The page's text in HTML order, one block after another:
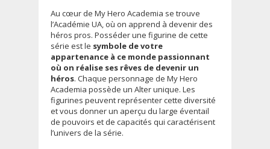
Au cœur de My Hero Academia se trouve
l’Académie UA, où on apprend à devenir des
héros pros. Posséder une figurine de cette
série est le symbole de votre
appartenance à ce monde passionnant
où on réalise ses rêves de devenir un
héros. Chaque personnage de My Hero
Academia possède un Alter unique. Les
figurines peuvent représenter cette diversité
et vous donner un aperçu du large éventail
de pouvoirs et de capacités qui caractérisent
l’univers de la série.